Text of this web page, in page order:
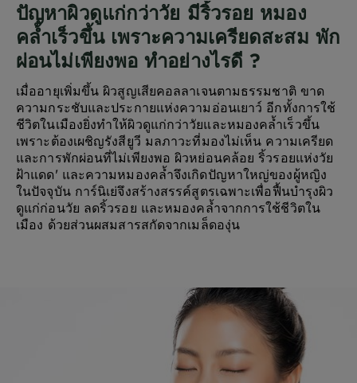
ปัญหาผิวดูแก่กว่าวัย มีริ้วรอย หมอง
คล้ำเร็วขึ้น เพราะความเครียดสะสม พัก
ผ่อนไม่เพียงพอ ทำอย่างไรดี ?
เมื่ออายุเพิ่มขึ้น ผิวสูญเสียคอลลาเจนตามธรรมชาติ ขาด
ความกระชับและประกายแห่งความอ่อนเยาว์ อีกทั้งการใช้
ชีวิตในเมืองยิ่งทำให้ผิวดูแก่กว่าวัยและหมองคล้ำเร็วขึ้น
เพราะต้องเผชิญรังสียูวี มลภาวะที่มองไม่เห็น ความเครียด
และการพักผ่อนที่ไม่เพียงพอ ผิวหย่อนคล้อย ริ้วรอยแห่งวัย
ฝ้าแดด' และความหมองคล้ำจึงเกิดปัญหาใหญ่ของผู้หญิง
ในปัจจุบัน การ์นิเย่จึงสร้างสรรค์สูตรเฉพาะเพื่อฟื้นบำรุงผิว
ดูแก่ก่อนวัย ลดริ้วรอย และหมองคล้ำจากการใช้ชีวิตใน
เมือง ด้วยส่วนผสมสารสกัดจากเมล็ดองุ่น